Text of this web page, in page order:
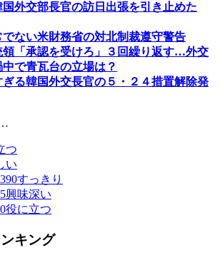
国外交部長官の訪日出張を引き止めた
でない米財務省の対北制裁遵守警告
領「承認を受けろ」３回繰り返す…外交
で青瓦台の立場は？
ぎる韓国外交長官の５・２４措置解除発
つ
い
390すっきり
興味深い
役に立つ
キング